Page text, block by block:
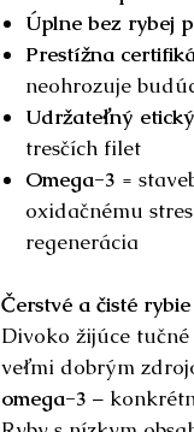
Úplne bez rybej
Prestížna
neohrozuje
Udržateľný
tresčích filet
Omega-3 =
oxidačnému
regenerácia
Čerstvé a čisté
Divoko žijúce
veľmi dobrým
omega-3 –